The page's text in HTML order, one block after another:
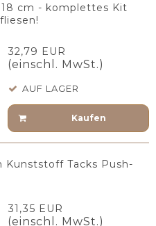
cm - komplettes Kit
32,79 EUR
(einschl. MwSt.)
AUF LAGER
Kaufen
Kunststoff Tacks Push-
31,35 EUR
(einschl. MwSt.)